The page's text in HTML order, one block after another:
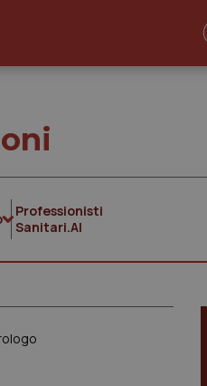
Professionisti
Sanitari.AI